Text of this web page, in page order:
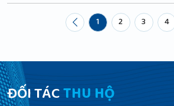
1 2 3 4
ĐỐI TÁCTHU HỘ